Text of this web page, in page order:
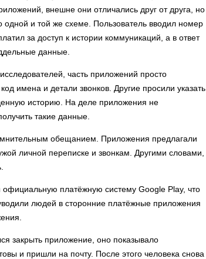
внешне они отличались друг от друга, но
одной и той же схеме. Пользователь вводил номер
за доступ к истории коммуникаций, а в ответ
данные.
часть приложений просто
имена и детали звонков. Другие просили указать
историю. На деле приложения не
такие данные.
обещанием. Приложения предлагали
личной переписке и звонкам. Другими словами,
платёжную систему Google Play, что
людей в сторонние платёжные приложения
закрыть приложение, оно показывало
и пришли на почту. После этого человека снова